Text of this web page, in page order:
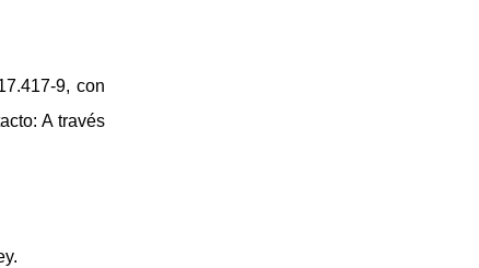
9, con
A través